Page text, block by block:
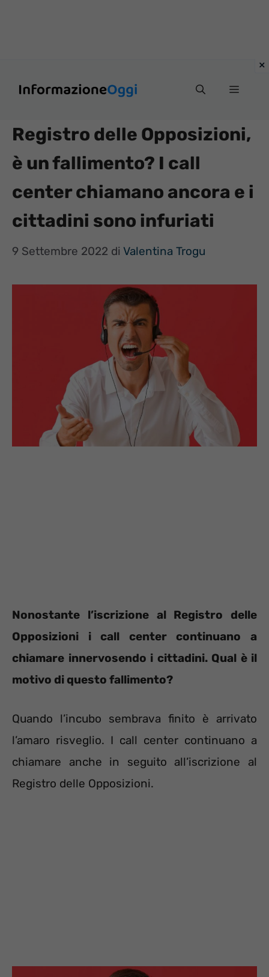
Menu
Registro delle Opposizioni,
è un fallimento? I call
center chiamano ancora e i
cittadini sono infuriati
9 Settembre 2022 di Valentina Trogu
Nonostante l’iscrizione al Registro delle
Opposizioni i call center continuano a
chiamare innervosendo i cittadini. Qual è il
motivo di questo fallimento?
Quando l’incubo sembrava finito è arrivato
l’amaro risveglio. I call center continuano a
chiamare anche in seguito all’iscrizione al
Registro delle Opposizioni.